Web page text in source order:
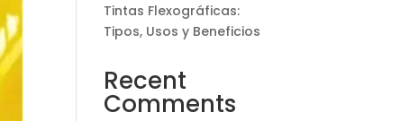
Tintas Flexográficas:
Tipos, Usos y Beneficios
Recent
Comments